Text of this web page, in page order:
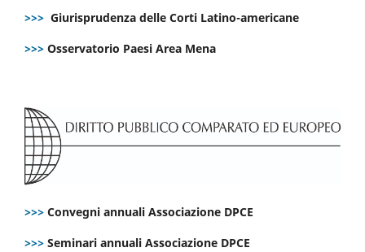
>>> Giurisprudenza delle Corti Latino-americane
>>> Osservatorio Paesi Area Mena
>>> Convegni annuali Associazione DPCE
>>> Seminari annuali Associazione DPCE